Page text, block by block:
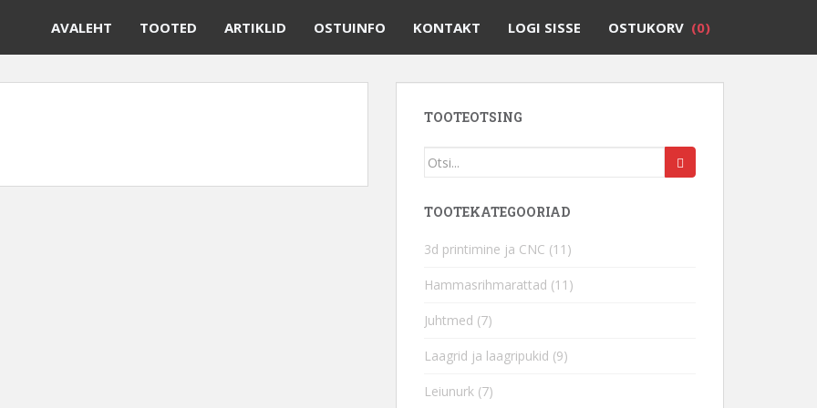
AVALEHT TOOTED ARTIKLID OSTUINFO KONTAKT LOGI SISSE OSTUKORV (0)
TOOTEOTSING
TOOTEKATEGOORIAD
3d printimine ja CNC (11)
Hammasrihmarattad (11)
Juhtmed (7)
Laagrid ja laagripukid (9)
Leiunurk (7)